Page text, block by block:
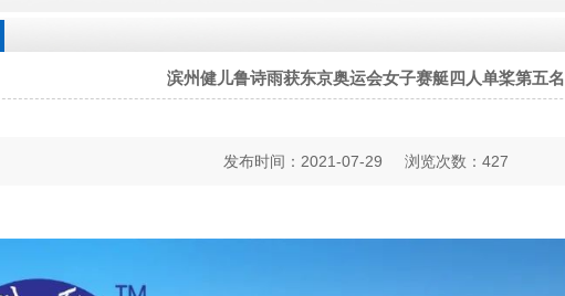
滨州健儿鲁诗雨获东京奥运会女子赛艇四人单桨第五名
发布时间：2021-07-29 浏览次数： 427